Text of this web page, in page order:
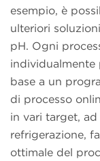
esempio, è
ulteriori
pH. Ogni
individualmente
base a un
di processo
in vari target,
refrigerazione,
ottimale del